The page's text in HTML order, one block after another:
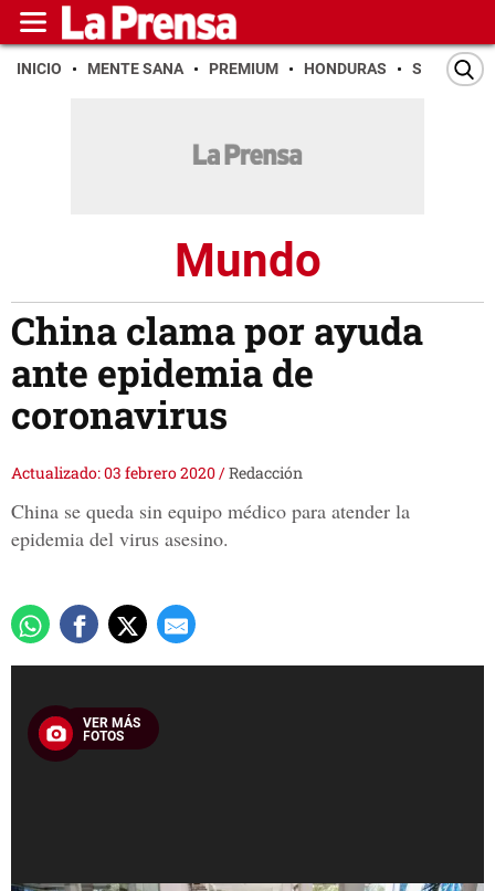
INICIO MENTE SANA PREMIUM HONDURAS SAN PEDRO
Mundo
China clama por ayuda
ante epidemia de
coronavirus
Actualizado: 03 febrero 2020/Redacción
China se queda sin equipo médico para atender la
epidemia del virus asesino.
VER MÁS
FOTOS